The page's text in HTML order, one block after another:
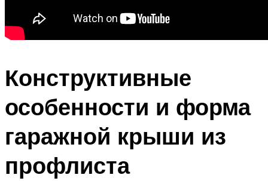
Конструктивные
особенности и форма
гаражной крыши из
профлиста